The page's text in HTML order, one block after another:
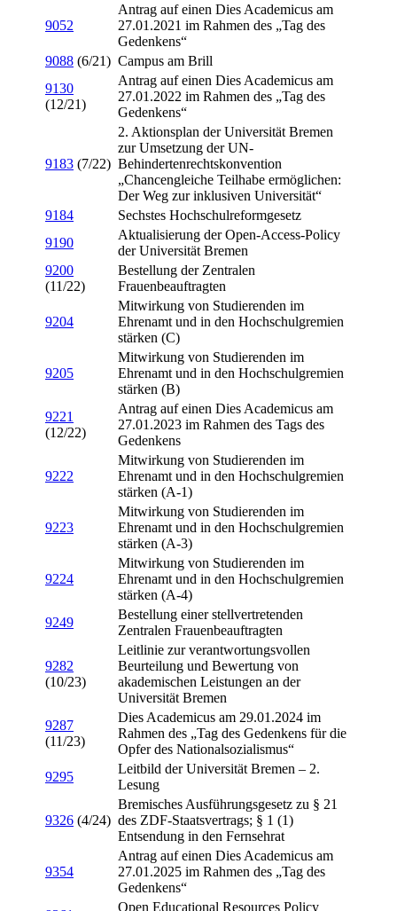
9052
Antrag auf einen Dies Academicus am
27.01.2021 im Rahmen des „Tag des
Gedenkens“
9088 (6/21) Campus am Brill
9130
(12/21)
Antrag auf einen Dies Academicus am
27.01.2022 im Rahmen des „Tag des
Gedenkens“
9183 (7/22)
2. Aktionsplan der Universität Bremen
zur Umsetzung der UN-
Behindertenrechtskonvention
„Chancengleiche Teilhabe ermöglichen:
Der Weg zur inklusiven Universität“
9184
Sechstes Hochschulreformgesetz
9190
Aktualisierung der Open-Access-Policy
der Universität Bremen
9200
(11/22)
Bestellung der Zentralen
Frauenbeauftragten
9204
Mitwirkung von Studierenden im
Ehrenamt und in den Hochschulgremien
stärken (C)
9205
Mitwirkung von Studierenden im
Ehrenamt und in den Hochschulgremien
stärken (B)
9221
(12/22)
Antrag auf einen Dies Academicus am
27.01.2023 im Rahmen des Tags des
Gedenkens
9222
Mitwirkung von Studierenden im
Ehrenamt und in den Hochschulgremien
stärken (A-1)
9223
Mitwirkung von Studierenden im
Ehrenamt und in den Hochschulgremien
stärken (A-3)
9224
Mitwirkung von Studierenden im
Ehrenamt und in den Hochschulgremien
stärken (A-4)
9249
Bestellung einer stellvertretenden
Zentralen Frauenbeauftragten
9282
(10/23)
Leitlinie zur verantwortungsvollen
Beurteilung und Bewertung von
akademischen Leistungen an der
Universität Bremen
9287
(11/23)
Dies Academicus am 29.01.2024 im
Rahmen des „Tag des Gedenkens für die
Opfer des Nationalsozialismus“
9295
Leitbild der Universität Bremen – 2.
Lesung
9326 (4/24)
Bremisches Ausführungsgesetz zu § 21
des ZDF-Staatsvertrags; § 1 (1)
Entsendung in den Fernsehrat
9354
Antrag auf einen Dies Academicus am
27.01.2025 im Rahmen des „Tag des
Gedenkens“
Open Educational Resources Policy